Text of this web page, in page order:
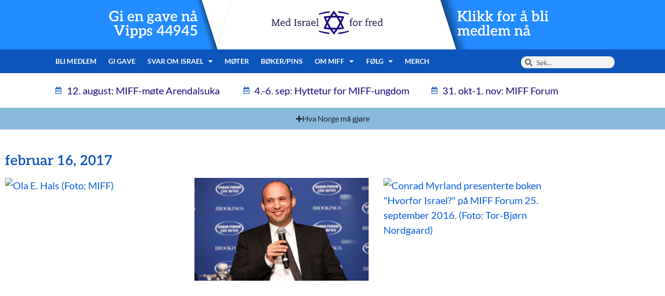
Gi en gave nå
Vipps 44945
Klikk for å bli
medlem nå
BLI MEDLEM GI GAVE SVAR OM ISRAEL MØTER BØKER/PINS OM MIFF FØLG MERCH
12. august: MIFF-møte Arendalsuka 4.-6. sep: Hyttetur for MIFF-ungdom 31. okt-1. nov: MIFF Forum
Hva Norge må gjøre
februar 16, 2017